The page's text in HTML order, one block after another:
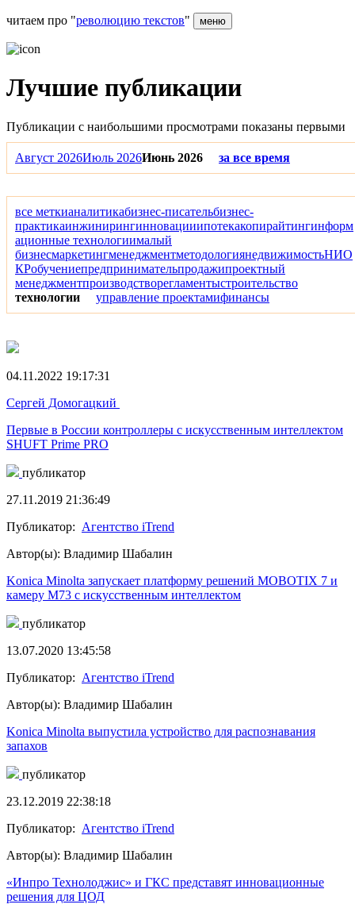
читаем про "революцию текстов" меню
Лучшие публикации
Публикации с наибольшими просмотрами показаны первыми
Август 2026Июль 2026Июнь 2026 за все время
все меткианалитикабизнес-писательбизнес-
практикаинжинирингинновацииипотекакопирайтингинформ
ационные технологиималый
бизнесмаркетингменеджментметодологиянедвижимостьНИО
КРобучениепредпринимательпродажипроектный
менеджментпроизводстворегламентыстроительство
технологии
управление проектамифинансы
04.11.2022 19:17:31
Сергей Домогацкий
Первые в России контроллеры с искусственным интеллектом
SHUFT Prime PRO
публикатор
27.11.2019 21:36:49
Публикатор: Агентство iTrend
Автор(ы): Владимир Шабалин
Konica Minolta запускает платформу решений MOBOTIX 7 и
камеру M73 с искусственным интеллектом
публикатор
13.07.2020 13:45:58
Публикатор: Агентство iTrend
Автор(ы): Владимир Шабалин
Konica Minolta выпустила устройство для распознавания
запахов
публикатор
23.12.2019 22:38:18
Публикатор: Агентство iTrend
Автор(ы): Владимир Шабалин
«Инпро Технолоджис» и ГКС представят инновационные
решения для ЦОД